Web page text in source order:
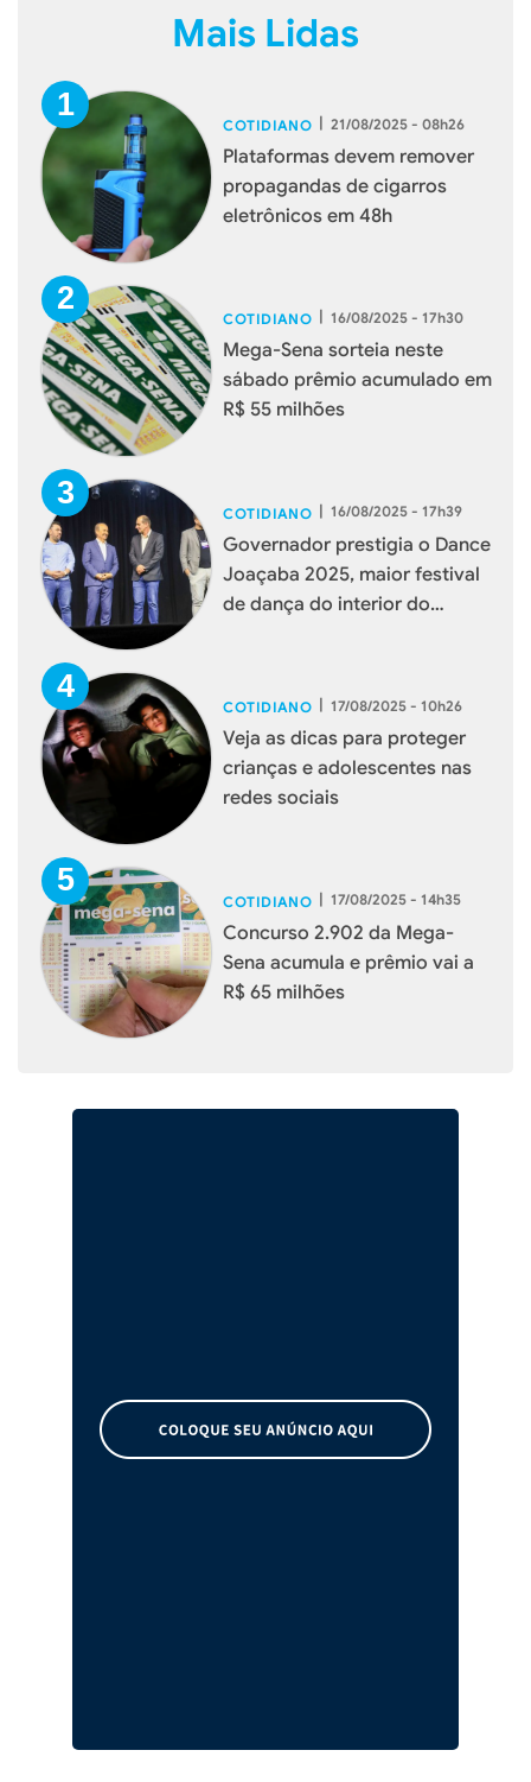
Mais Lidas
COTIDIANO | 21/08/2025 - 08h26
Plataformas devem remover
propagandas de cigarros
eletrônicos em 48h
COTIDIANO | 16/08/2025 - 17h30
Mega-Sena sorteia neste
sábado prêmio acumulado em
R$ 55 milhões
COTIDIANO | 16/08/2025 - 17h39
Governador prestigia o Dance
Joaçaba 2025, maior festival
de dança do interior do
COTIDIANO | 17/08/2025 - 10h26
Veja as dicas para proteger
crianças e adolescentes nas
redes sociais
COTIDIANO | 17/08/2025 - 14h35
Concurso 2.902 da Mega-
Sena acumula e prêmio vai a
R$ 65 milhões